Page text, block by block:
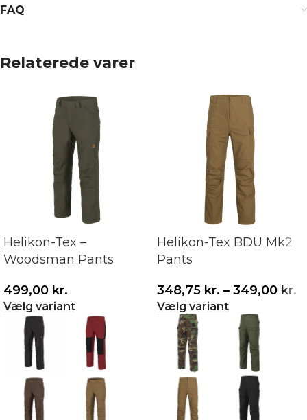
FAQ
Relaterede varer
Helikon-Tex –
Woodsman Pants
499,00 kr.
Vælg variant
Helikon-Tex BDU Mk2
Pants
348,75 kr. – 349,00 kr.
Vælg variant